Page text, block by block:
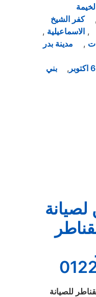
,كفر الشيخ
, الاسماعيلية ,
, مدينة بدر
6 اكتوبر ,
بني
للصيانة